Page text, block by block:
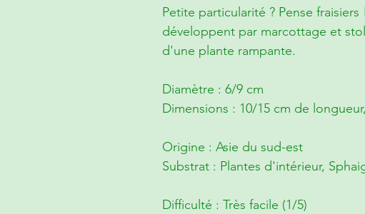
Petite particularité ? Pense fraisiers
développent par marcottage et
d'une plante rampante.
Diamètre : 6/9 cm
Dimensions : 10/15 cm de
Origine : Asie du sud-est
Substrat : Plantes d'intérieur,
Difficulté : Très facile (1/5)